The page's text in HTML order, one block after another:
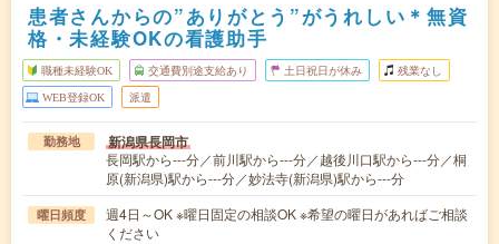
患者さんからの”ありがとう”がうれしい＊無資
格・未経験OKの看護助手
職種未経験OK 交通費別途支給あり 土日祝日が休み 残業なし
WEB登録OK 派遣
勤務地 新潟県長岡市
長岡駅から---分／前川駅から---分／越後川口駅から---分／桐
原(新潟県)駅から---分／妙法寺(新潟県)駅から---分
曜日頻度
週4日～OK ※曜日固定の相談OK ※希望の曜日があればご相談
ください